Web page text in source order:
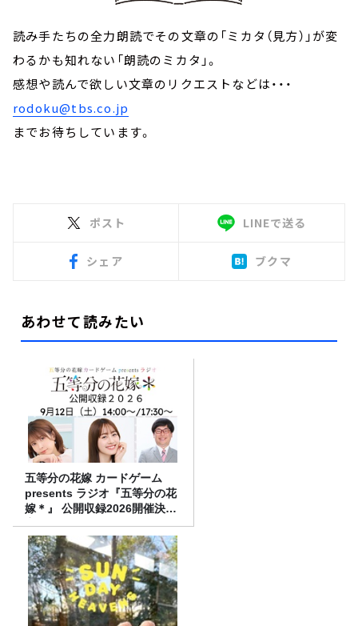
読み手たちの全力朗読でその文章の「ミカタ（見方）」が変
わるかも知れない「朗読のミカタ」。
感想や読んで欲しい文章のリクエストなどは・・・
rodoku@tbs.co.jp
までお待ちしています。
ポスト LINEで送る
シェア ブクマ
あわせて読みたい
五等分の花嫁 カードゲーム
presents ラジオ『五等分の花
嫁＊』 公開収録2026開催決
定！